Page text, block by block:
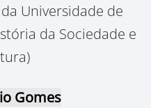
Universidade de
da Sociedade e
Gomes